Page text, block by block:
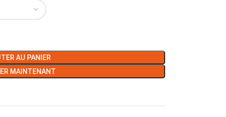
AU PANIER
MAINTENANT